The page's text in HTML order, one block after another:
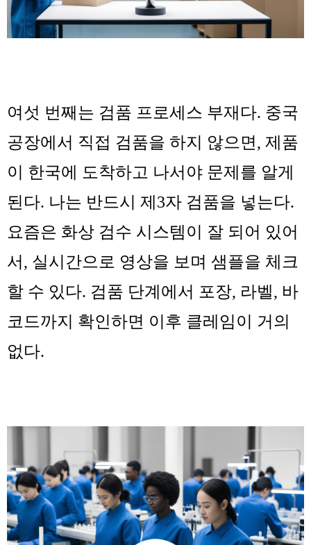
여섯 번째는 검품 프로세스 부재 다. 중국
공장에서 직접 검품을 하지 않으면, 제품
이 한국에 도착하고 나서야 문제를 알게
된다. 나는 반드시 제3자 검품을 넣는다.
요즘은 화상 검수 시스템이 잘 되어 있어
서, 실시간으로 영상을 보며 샘플을 체크
할 수 있다. 검품 단계에서 포장, 라벨, 바
코드까지 확인하면 이후 클레임이 거의
없다.